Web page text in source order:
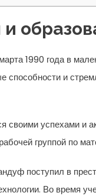
1990 года в
способности и
успехами и
группой по
поступил в
Во время